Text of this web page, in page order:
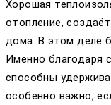
Хорошая
отопление,
дома. В этом деле
Именно благодаря
способны
особенно важно,